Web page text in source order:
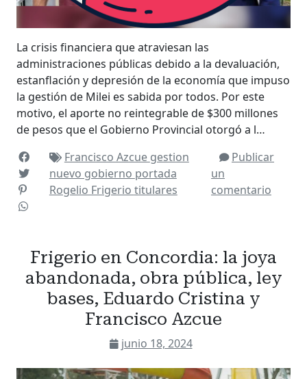
La crisis financiera que atraviesan las
administraciones públicas debido a la devaluación,
estanflación y depresión de la economía que impuso
la gestión de Milei es sabida por todos. Por este
motivo, el aporte no reintegrable de $300 millones
de pesos que el Gobierno Provincial otorgó a l…
Francisco Azcue gestion
nuevo gobierno portada
Rogelio Frigerio titulares
Publicar
un
comentario
Frigerio en Concordia: la joya
abandonada, obra pública, ley
bases, Eduardo Cristina y
Francisco Azcue
junio 18, 2024